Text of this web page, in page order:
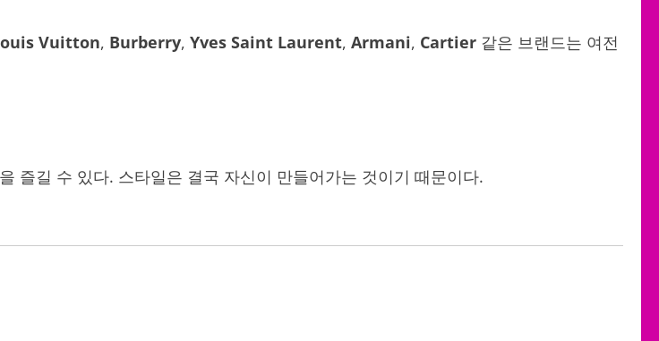
Vuitton, Burberry, Yves Saint Laurent, Armani, Cartier 같은 브랜드는 여전
즐길 수 있다. 스타일은 결국 자신이 만들어가는 것이기 때문이다.